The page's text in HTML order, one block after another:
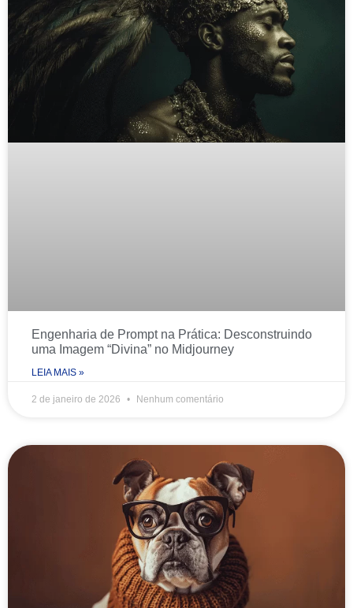
Engenharia de Prompt na Prática: Desconstruindo
uma Imagem “Divina” no Midjourney
LEIA MAIS »
2 de janeiro de 2026 Nenhum comentário